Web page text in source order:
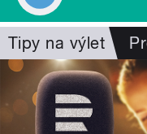
Tipy na výlet